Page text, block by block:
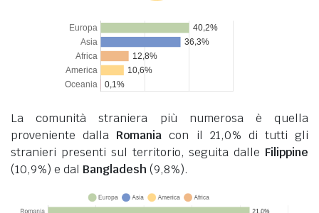
La comunità straniera più numerosa è quella
proveniente dalla Romania con il 21,0% di tutti gli
stranieri presenti sul territorio, seguita dalle Filippine
(10,9%) e dal Bangladesh (9,8%).